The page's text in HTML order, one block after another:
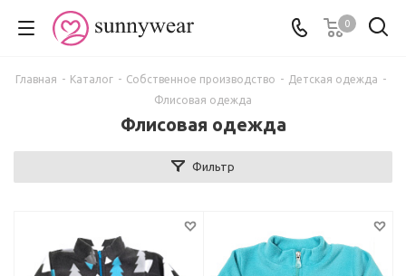
0
Главная - Каталог - Собственное производство - Детская одежда -
Флисовая одежда
Флисовая одежда
Фильтр